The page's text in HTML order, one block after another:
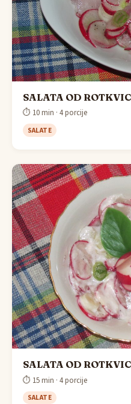
SALATA OD
⏱ 10 min · 4 porcije
SALATE
SALATA OD
⏱ 15 min · 4 porcije
SALATE